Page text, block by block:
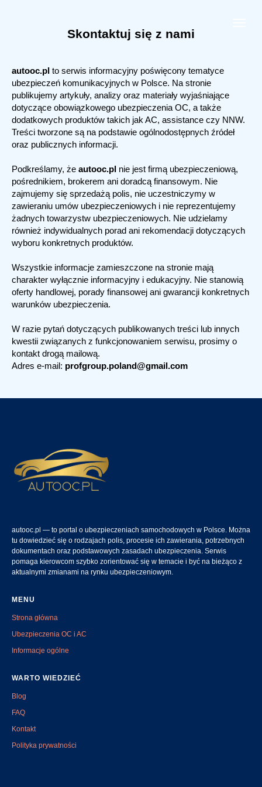
Skontaktuj się z nami
autooc.pl to serwis informacyjny poświęcony tematyce
ubezpieczeń komunikacyjnych w Polsce. Na stronie
publikujemy artykuły, analizy oraz materiały wyjaśniające
dotyczące obowiązkowego ubezpieczenia OC, a także
dodatkowych produktów takich jak AC, assistance czy NNW.
Treści tworzone są na podstawie ogólnodostępnych źródeł
oraz publicznych informacji.
Podkreślamy, że autooc.pl nie jest firmą ubezpieczeniową,
pośrednikiem, brokerem ani doradcą finansowym. Nie
zajmujemy się sprzedażą polis, nie uczestniczymy w
zawieraniu umów ubezpieczeniowych i nie reprezentujemy
żadnych towarzystw ubezpieczeniowych. Nie udzielamy
również indywidualnych porad ani rekomendacji dotyczących
wyboru konkretnych produktów.
Wszystkie informacje zamieszczone na stronie mają
charakter wyłącznie informacyjny i edukacyjny. Nie stanowią
oferty handlowej, porady finansowej ani gwarancji konkretnych
warunków ubezpieczenia.
W razie pytań dotyczących publikowanych treści lub innych
kwestii związanych z funkcjonowaniem serwisu, prosimy o
kontakt drogą mailową.
Adres e-mail: profgroup.poland@gmail.com
autooc.pl — to portal o ubezpieczeniach samochodowych w Polsce. Można
tu dowiedzieć się o rodzajach polis, procesie ich zawierania, potrzebnych
dokumentach oraz podstawowych zasadach ubezpieczenia. Serwis
pomaga kierowcom szybko zorientować się w temacie i być na bieżąco z
aktualnymi zmianami na rynku ubezpieczeniowym.
MENU
Strona główna
Ubezpieczenia OC i AC
Informacje ogólne
WARTO WIEDZIEĆ
Blog
FAQ
Kontakt
Polityka prywatności